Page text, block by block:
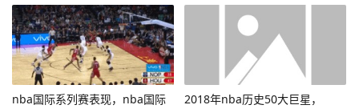
nba国际系列赛表现，nba国际
2018年nba历史50大巨星，